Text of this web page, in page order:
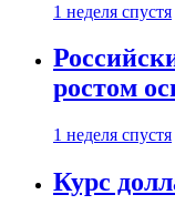
1 неделя спустя
ростом
1 неделя спустя
Курс